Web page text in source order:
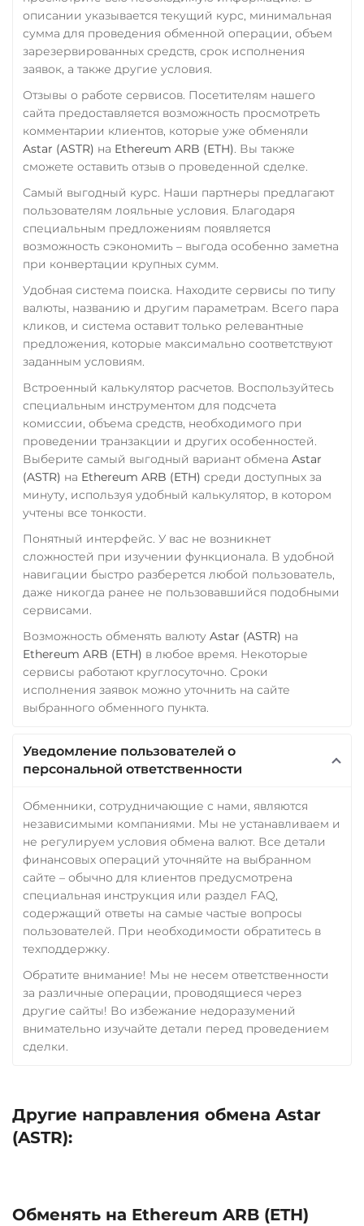
Starknet (STRK)
Stellar (XLM)
Sui
Terra (LUNA)
Terra Classic (LUNC)
Tether (USDT)
Omni ERC20
TRC20
BEP20
SOL
POL
CRONOS
ARB
AVAXC
OP
TON NEAR APT
Tether Gold (XAUt)
Tezos (XTZ)
THETA
Tornado Cash (TORN)
TrueUSD (TUSD)
ERC20 TRC20 BEP
TRUMP
Trust Wallet Token (TWT)
Uniswap (UNI)
ERC20
USD Coin (USDC)
ERC20 BEP20
CRONOS
ARB
OP
BASE
RONIN
NEAR
XLM
SUI SONIC
VeChain (VET)
Verge (XVG)
WAVES
Wrapped Bitcoin (WBTC)
Wrapped Ethereum (WETH)
ERC20
BASE
Yearn.finance (YFI)
Zcash (ZEC)
Россельхоз банк RUB
Русский Стандарт RUB
RUB QR RUB
СБП RUB
Совкомбанк RUB
Счет ИП/ООО
UAH
Тинькофф
RUB QR RUB
УкрСиббанк UAH
Фридом Банк KZT
Центр Кредит KZT
описании указывается текущий курс, минимальная
сумма для проведения обменной операции, объем
зарезервированных средств, срок исполнения
заявок, а также другие условия.
Отзывы о работе сервисов. Посетителям нашего
сайта предоставляется возможность просмотреть
комментарии клиентов, которые уже обменяли
Astar (ASTR) на Ethereum ARB (ETH). Вы также
сможете оставить отзыв о проведенной сделке.
Самый выгодный курс. Наши партнеры предлагают
пользователям лояльные условия. Благодаря
специальным предложениям появляется
возможность сэкономить – выгода особенно заметна
при конвертации крупных сумм.
Удобная система поиска. Находите сервисы по типу
валюты, названию и другим параметрам. Всего пара
кликов, и система оставит только релевантные
предложения, которые максимально соответствуют
заданным условиям.
Встроенный калькулятор расчетов. Воспользуйтесь
специальным инструментом для подсчета
комиссии, объема средств, необходимого при
проведении транзакции и других особенностей.
Выберите самый выгодный вариант обмена Astar
(ASTR) на Ethereum ARB (ETH) среди доступных за
минуту, используя удобный калькулятор, в котором
учтены все тонкости.
Понятный интерфейс. У вас не возникнет
сложностей при изучении функционала. В удобной
навигации быстро разберется любой пользователь,
даже никогда ранее не пользовавшийся подобными
сервисами.
Возможность обменять валюту Astar (ASTR) на
Ethereum ARB (ETH) в любое время. Некоторые
сервисы работают круглосуточно. Сроки
исполнения заявок можно уточнить на сайте
выбранного обменного пункта.
Уведомление пользователей о
персональной ответственности
Обменники, сотрудничающие с нами, являются
независимыми компаниями. Мы не устанавливаем и
не регулируем условия обмена валют. Все детали
финансовых операций уточняйте на выбранном
сайте – обычно для клиентов предусмотрена
специальная инструкция или раздел FAQ,
содержащий ответы на самые частые вопросы
пользователей. При необходимости обратитесь в
техподдержку.
Обратите внимание! Мы не несем ответственности
за различные операции, проводящиеся через
другие сайты! Во избежание недоразумений
внимательно изучайте детали перед проведением
сделки.
Другие направления обмена Astar
(ASTR):
Обменять на Ethereum ARB (ETH)